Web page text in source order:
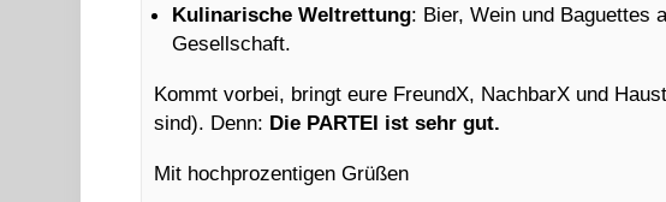
Kulinarische Weltrettung: Bier, Wein und Baguettes
Gesellschaft.
Kommt vorbei, bringt eure FreundX, NachbarX und
sind). Denn: Die PARTEI ist sehr gut.
Mit hochprozentigen Grüßen